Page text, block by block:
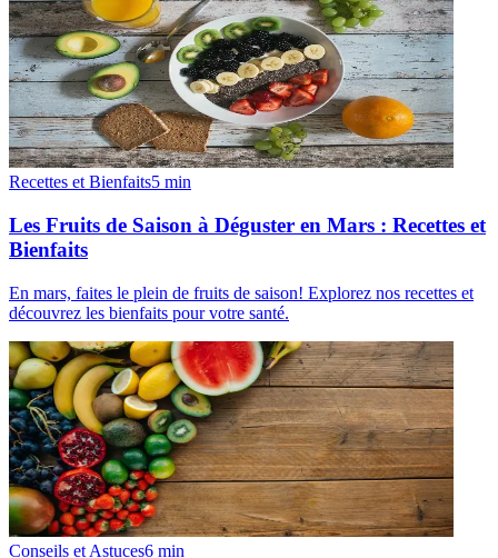
Recettes et Bienfaits5 min
Les Fruits de Saison à Déguster en Mars : Recettes et
Bienfaits
En mars, faites le plein de fruits de saison! Explorez nos recettes et
découvrez les bienfaits pour votre santé.
Conseils et Astuces6 min